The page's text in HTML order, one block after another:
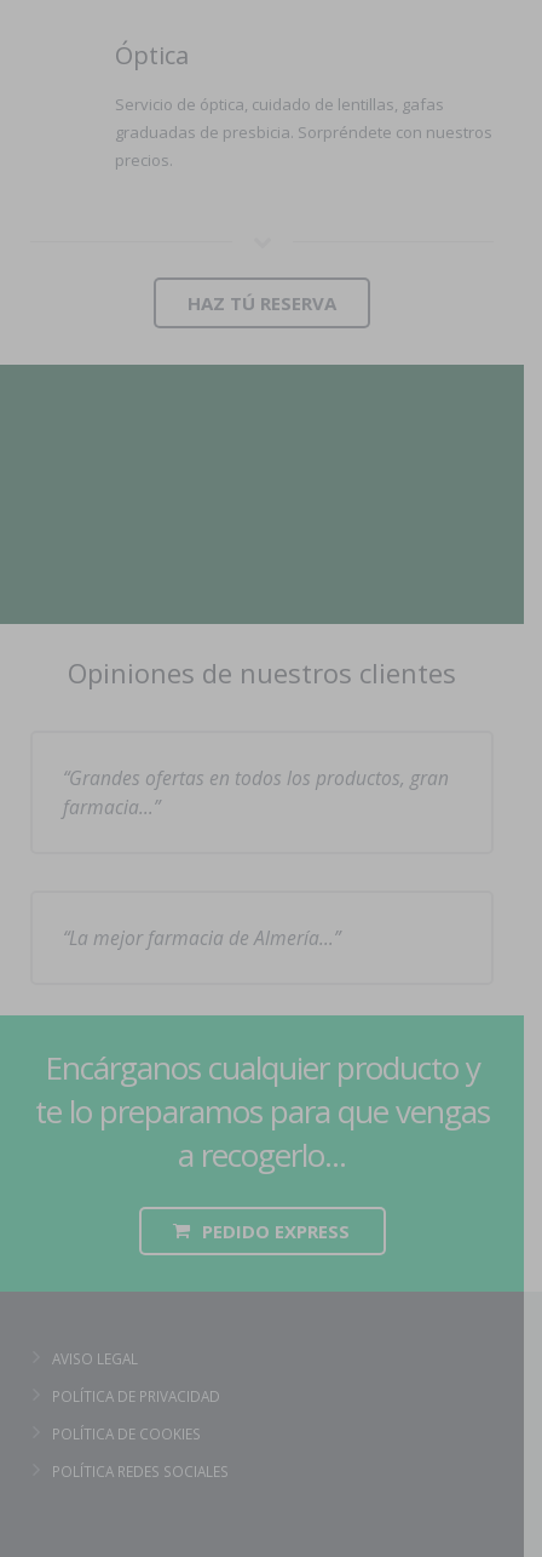
Óptica
Servicio de óptica, cuidado de lentillas, gafas
graduadas de presbicia. Sorpréndete con nuestros
precios.
HAZ TÚ RESERVA
Opiniones de nuestros clientes
Grandes ofertas en todos los productos, gran
farmacia…
La mejor farmacia de Almería…
Encárganos cualquier producto y
te lo preparamos para que vengas
a recogerlo...
PEDIDO EXPRESS
AVISO LEGAL
POLÍTICA DE PRIVACIDAD
POLÍTICA DE COOKIES
POLÍTICA REDES SOCIALES